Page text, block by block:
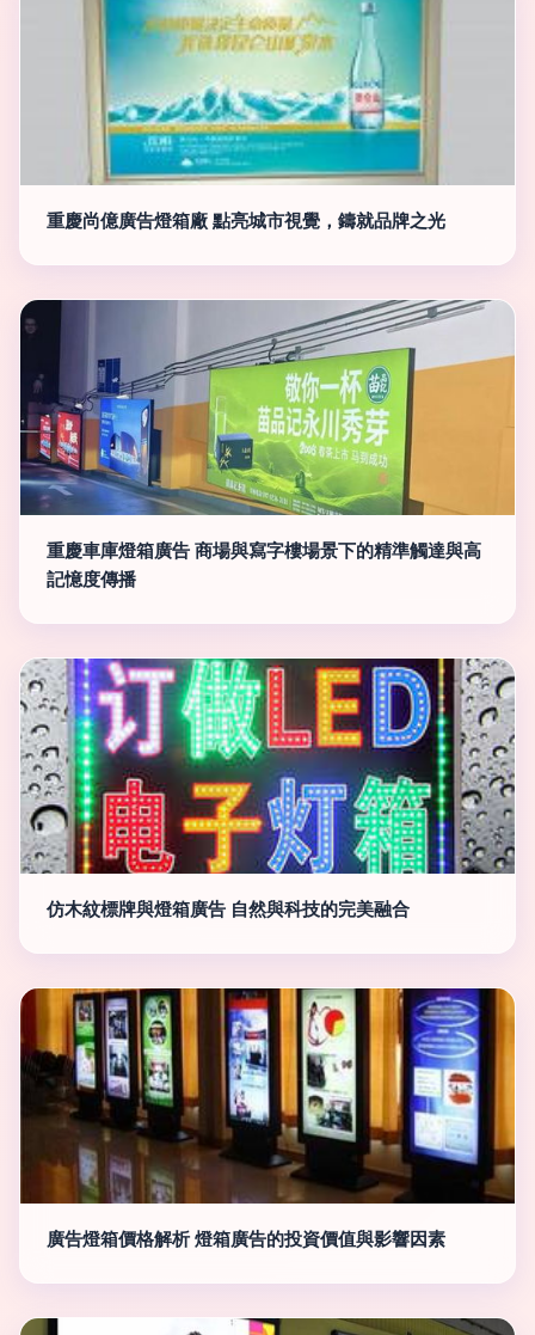
重慶尚億廣告燈箱廠 點亮城市視覺，鑄就品牌之光
重慶車庫燈箱廣告 商場與寫字樓場景下的精準觸達與高
記憶度傳播
仿木紋標牌與燈箱廣告 自然與科技的完美融合
廣告燈箱價格解析 燈箱廣告的投資價值與影響因素